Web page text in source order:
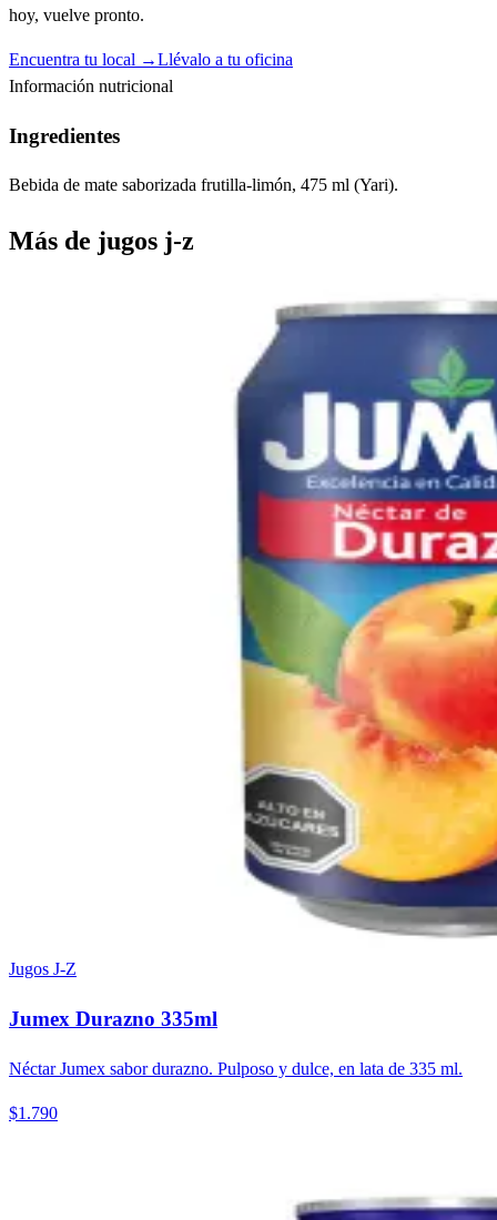
hoy, vuelve pronto.
Encuentra tu local →Llévalo a tu oficina
Información nutricional
Ingredientes
Bebida de mate saborizada frutilla-limón, 475 ml (Yari).
Más de jugos j-z
Jugos J-Z
Jumex Durazno 335ml
Néctar Jumex sabor durazno. Pulposo y dulce, en lata de 335 ml.
$1.790